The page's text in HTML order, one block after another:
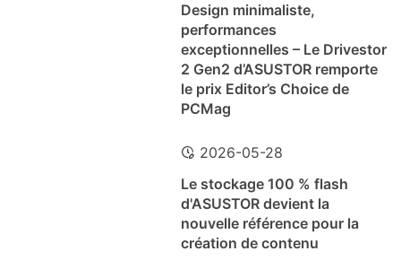
Design minimaliste,
performances
exceptionnelles – Le Drivestor
2 Gen2 d’ASUSTOR remporte
le prix Editor’s Choice de
PCMag
2026-05-28
Le stockage 100 % flash
d'ASUSTOR devient la
nouvelle référence pour la
création de contenu